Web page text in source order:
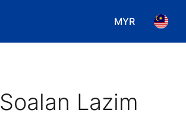
MYR
Pilih mataPilih
Soalan Lazim